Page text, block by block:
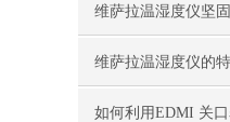
应用
维萨拉温湿度仪坚
便
维萨拉温湿度仪的
绍
如何利用EDMI 关